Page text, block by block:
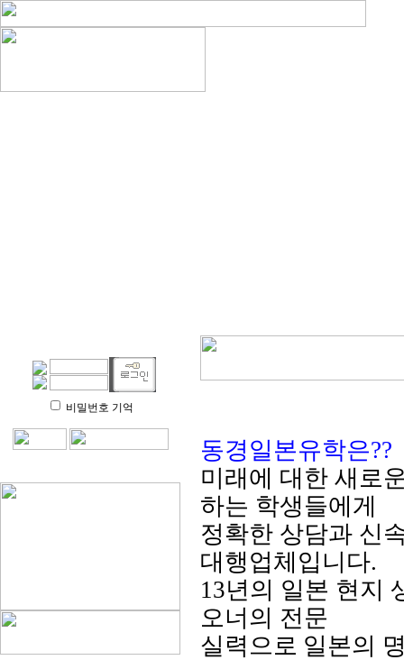
비밀번호 기억
동경일본유학은??
미래에 대한 새로
하는 학생들에게
정확한 상담과 신
대행업체입니다.
13년의 일본 현지
오너의 전문
실력으로 일본의